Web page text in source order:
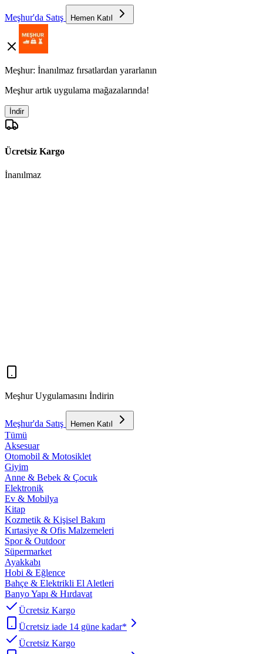
Meşhur'da Satış Hemen Katıl
Meşhur: İnanılmaz fırsatlardan yararlanın
Meşhur artık uygulama mağazalarında!
İndir
Ücretsiz Kargo
İnanılmaz
Meşhur Uygulamasını İndirin
Meşhur'da Satış Hemen Katıl
Tümü
Aksesuar
Otomobil & Motosiklet
Giyim
Anne & Bebek & Çocuk
Elektronik
Ev & Mobilya
Kitap
Kozmetik & Kişisel Bakım
Kırtasiye & Ofis Malzemeleri
Spor & Outdoor
Süpermarket
Ayakkabı
Hobi & Eğlence
Bahçe & Elektrikli El Aletleri
Banyo Yapı & Hırdavat
Ücretsiz Kargo
Ücretsiz iade 14 güne kadar*
Ücretsiz Kargo